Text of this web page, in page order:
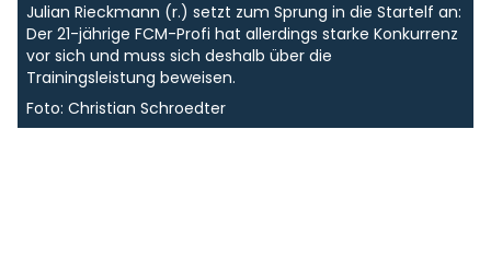
Julian Rieckmann (r.) setzt zum Sprung in die Startelf an:
Der 21-jährige FCM-Profi hat allerdings starke Konkurrenz
vor sich und muss sich deshalb über die
Trainingsleistung beweisen.
Foto: Christian Schroedter